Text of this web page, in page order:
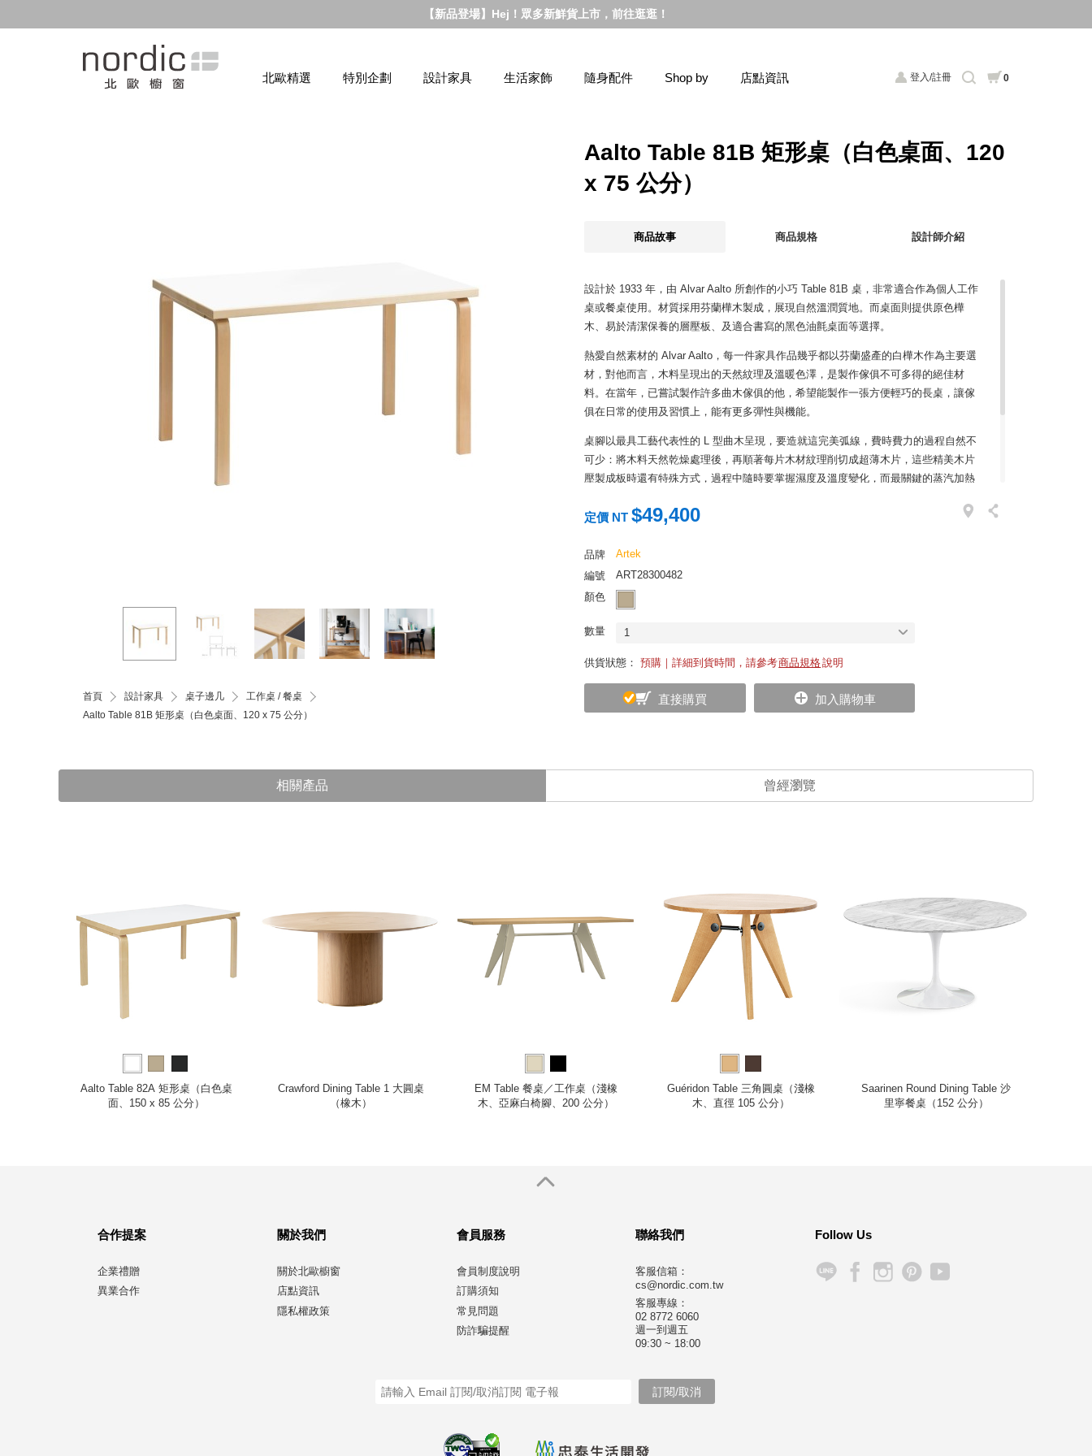
【新品登場】Hej！眾多新鮮貨上市，前往逛逛！
登入/註冊 0
北歐精選 特別企劃 設計家具 生活家飾 隨身配件 Shop by 店點資訊
首頁 設計家具 桌子邊几
工作桌 / 餐桌
Aalto Table 81B 矩形桌（白色桌面、120 x 75 公分）
Aalto Table 81B 矩形桌（白色桌面、120
x 75 公分）
商品故事 商品規格 設計師介紹
設計於 1933 年，由 Alvar Aalto 所創作的小巧 Table 81B 桌，非常適合作為個人工作
桌或餐桌使用。材質採用芬蘭樺木製成，展現自然溫潤質地。而桌面則提供原色樺
木、易於清潔保養的層壓板、及適合書寫的黑色油氈桌面等選擇。
熱愛自然素材的 Alvar Aalto，每一件家具作品幾乎都以芬蘭盛產的白樺木作為主要選
材，對他而言，木料呈現出的天然紋理及溫暖色澤，是製作傢俱不可多得的絕佳材
料。在當年，已嘗試製作許多曲木傢俱的他，希望能製作一張方便輕巧的長桌，讓傢
俱在日常的使用及習慣上，能有更多彈性與機能。
桌腳以最具工藝代表性的 L 型曲木呈現，要造就這完美弧線，費時費力的過程自然不
可少：將木料天然乾燥處理後，再順著每片木材紋理削切成超薄木片，這些精美木片
壓製成板時還有特殊方式，過程中隨時要掌握濕度及溫度變化，而最關鍵的蒸汽加熱
Aalto Table 無論是用於餐桌、辦公桌或是娛樂桌，放置於各式風格居家中，都保留了
的質樸之美。
定價 NT $49,400
品牌
Artek
編號
ART28300482
顏色
數量 1
供貨狀態： 預購｜詳細到貨時間，請參考商品規格說明
直接購買 加入購物車
相關產品 曾經瀏覽
Aalto Table 82A 矩形桌（白色桌
面、150 x 85 公分）
Crawford Dining Table 1 大圓桌
（橡木）
EM Table 餐桌／工作桌（淺橡
木、亞麻白椅腳、200 公分）
Guéridon Table 三角圓桌（淺橡
木、直徑 105 公分）
Saarinen Round Dining Table 沙
里寧餐桌（152 公分）
合作提案
企業禮贈
異業合作
關於我們
關於北歐櫥窗
店點資訊
隱私權政策
會員服務
會員制度說明
訂購須知
常見問題
防詐騙提醒
聯絡我們
客服信箱：
cs@nordic.com.tw
客服專線：
02 8772 6060
週一到週五
09:30 ~ 18:00
Follow Us